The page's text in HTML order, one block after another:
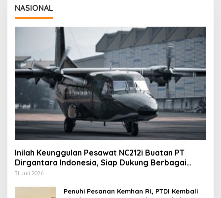
NASIONAL
Inilah Keunggulan Pesawat NC212i Buatan PT
Dirgantara Indonesia, Siap Dukung Berbagai
Operasi TNI
31 Juli 2026
Penuhi Pesanan Kemhan RI, PTDI Kembali